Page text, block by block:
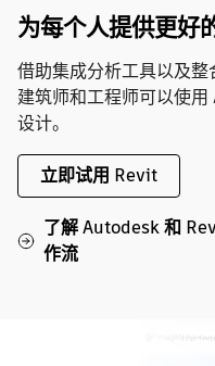
为每个人提供更好
借助集成分析工具以及整
建筑师和工程师可以使
设计。
立即试用 Revit
了解 Autodesk 和
作流